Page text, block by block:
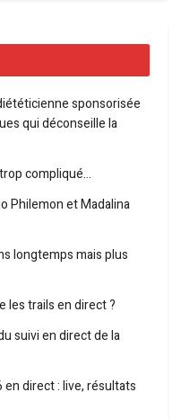
sponsorisée
qui déconseille la
compliqué…
Philemon et Madalina
longtemps mais plus
les trails en direct ?
suivi en direct de la
direct : live, résultats